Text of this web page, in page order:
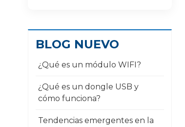
BLOG NUEVO
¿Qué es un módulo WIFI?
¿Qué es un dongle USB y
cómo funciona?
Tendencias emergentes en la